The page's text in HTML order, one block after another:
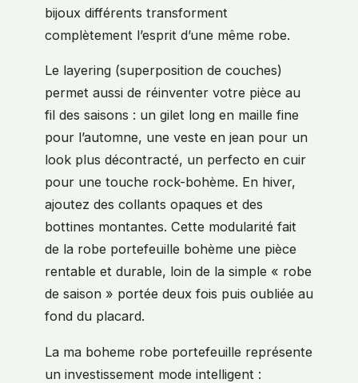
bijoux différents transforment
complètement l’esprit d’une même robe.
Le layering (superposition de couches)
permet aussi de réinventer votre pièce au
fil des saisons : un gilet long en maille fine
pour l’automne, une veste en jean pour un
look plus décontracté, un perfecto en cuir
pour une touche rock-bohème. En hiver,
ajoutez des collants opaques et des
bottines montantes. Cette modularité fait
de la robe portefeuille bohème une pièce
rentable et durable, loin de la simple « robe
de saison » portée deux fois puis oubliée au
fond du placard.
La ma boheme robe portefeuille représente
un investissement mode intelligent :